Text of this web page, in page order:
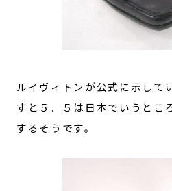
ルイヴィトンが公式に示して
すと５．５は日本でいうとこ
するそうです。